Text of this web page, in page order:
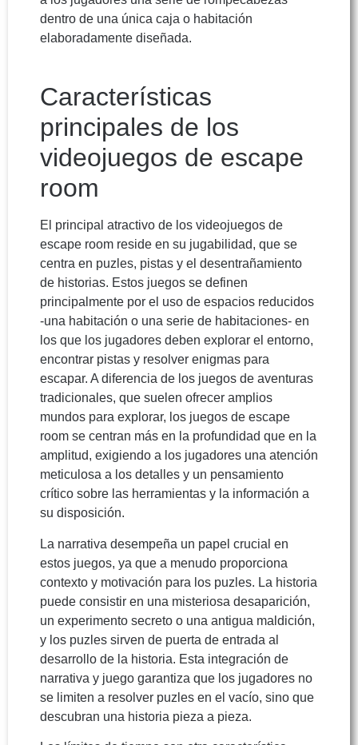
dentro de una única caja o habitación
elaboradamente diseñada.
Características
principales de los
videojuegos de escape
room
El principal atractivo de los videojuegos de
escape room reside en su jugabilidad, que se
centra en puzles, pistas y el desentrañamiento
de historias. Estos juegos se definen
principalmente por el uso de espacios reducidos
-una habitación o una serie de habitaciones- en
los que los jugadores deben explorar el entorno,
encontrar pistas y resolver enigmas para
escapar. A diferencia de los juegos de aventuras
tradicionales, que suelen ofrecer amplios
mundos para explorar, los juegos de escape
room se centran más en la profundidad que en la
amplitud, exigiendo a los jugadores una atención
meticulosa a los detalles y un pensamiento
crítico sobre las herramientas y la información a
su disposición.
La narrativa desempeña un papel crucial en
estos juegos, ya que a menudo proporciona
contexto y motivación para los puzles. La historia
puede consistir en una misteriosa desaparición,
un experimento secreto o una antigua maldición,
y los puzles sirven de puerta de entrada al
desarrollo de la historia. Esta integración de
narrativa y juego garantiza que los jugadores no
se limiten a resolver puzles en el vacío, sino que
descubran una historia pieza a pieza.